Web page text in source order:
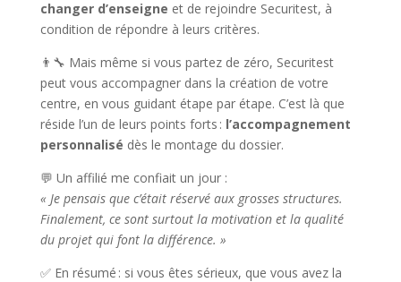
changer d’enseigne et de rejoindre Securitest, à
condition de répondre à leurs critères.
👨‍🔧 Mais même si vous partez de zéro, Securitest
peut vous accompagner dans la création de votre
centre, en vous guidant étape par étape. C’est là que
réside l’un de leurs points forts : l’accompagnement
personnalisé dès le montage du dossier.
💬 Un affilié me confiait un jour :
« Je pensais que c’était réservé aux grosses structures.
Finalement, ce sont surtout la motivation et la qualité
du projet qui font la différence. »
✅ En résumé : si vous êtes sérieux, que vous avez la